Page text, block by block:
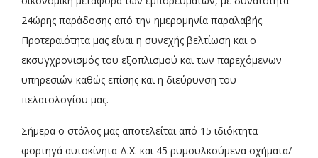
24ώρης παράδοσης από την ημερομηνία παραλαβής.
Προτεραιότητα μας είναι η συνεχής βελτίωση και ο
εκσυγχρονισμός του εξοπλισμού και των παρεχόμενων
υπηρεσιών καθώς επίσης και η διεύρυνση του
πελατολογίου μας.
Σήμερα ο στόλος μας αποτελείται από 15 ιδιόκτητα
φορτηγά αυτοκίνητα Δ.Χ. και 45 ρυμουλκούμενα οχήματα/